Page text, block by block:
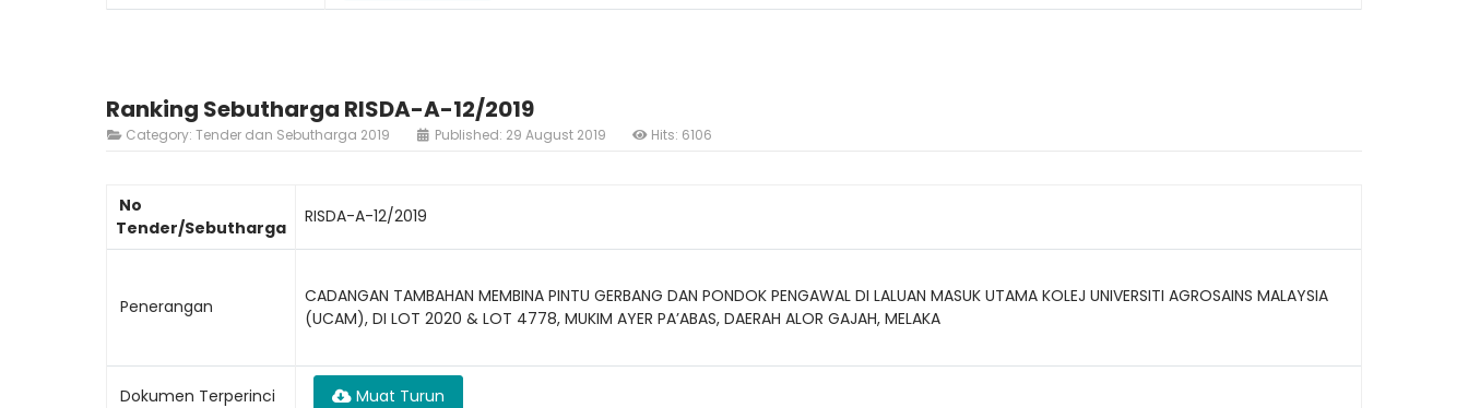
Ranking Sebutharga RISDA-A-12/2019
Category: Tender dan Sebutharga 2019 Published: 29 August 2019 Hits: 6106
No
Tender/Sebutharga
RISDA-A-12/2019
Penerangan
CADANGAN TAMBAHAN MEMBINA PINTU GERBANG DAN PONDOK PENGAWAL DI LALUAN MASUK UTAMA KOLEJ UNIVERSITI AGROSAINS MALAYSIA
(UCAM), DI LOT 2020 & LOT 4778, MUKIM AYER PA’ABAS, DAERAH ALOR GAJAH, MELAKA
Dokumen Terperinci Muat Turun